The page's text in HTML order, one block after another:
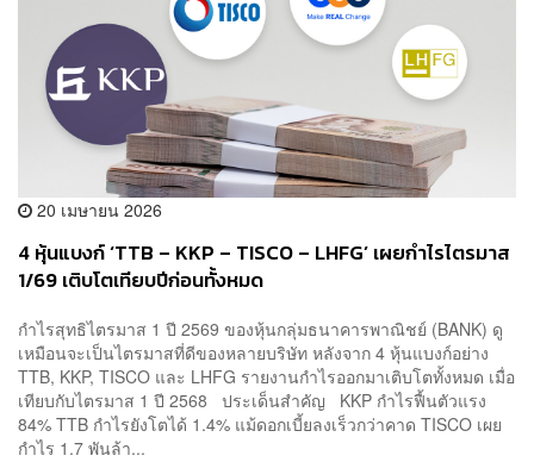
20 เมษายน 2026
4 หุ้นแบงก์ ‘TTB – KKP – TISCO – LHFG’ เผยกำไรไตรมาส
1/69 เติบโตเทียบปีก่อนทั้งหมด
กำไรสุทธิไตรมาส 1 ปี 2569 ของหุ้นกลุ่มธนาคารพาณิชย์ (BANK) ดู
เหมือนจะเป็นไตรมาสที่ดีของหลายบริษัท หลังจาก 4 หุ้นแบงก์อย่าง
TTB, KKP, TISCO และ LHFG รายงานกำไรออกมาเติบโตทั้งหมด เมื่อ
เทียบกับไตรมาส 1 ปี 2568 ประเด็นสำคัญ KKP กำไรฟื้นตัวแรง
84% TTB กำไรยังโตได้ 1.4% แม้ดอกเบี้ยลงเร็วกว่าคาด TISCO เผย
กำไร 1.7 พันล้า...